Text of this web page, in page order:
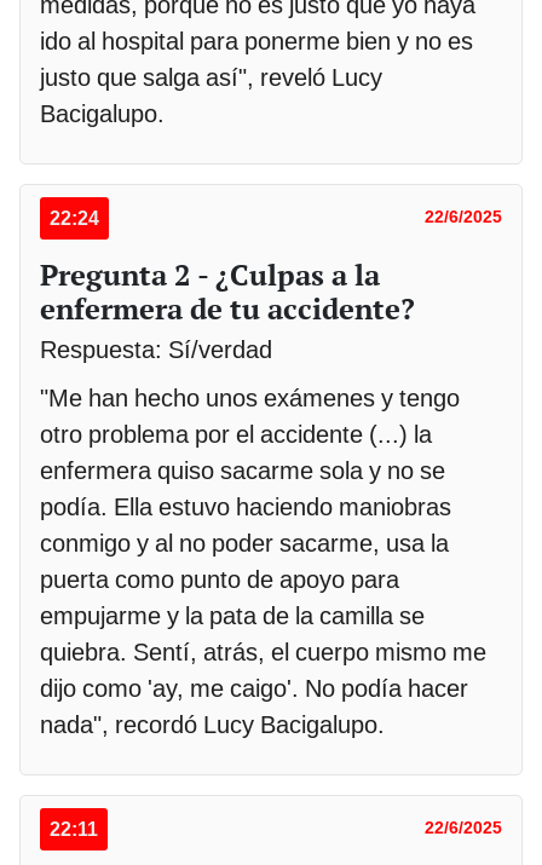
ido al hospital para ponerme bien y no es
justo que salga así", reveló Lucy
Bacigalupo.
22:24 22/6/2025
Pregunta 2 - ¿Culpas a la
enfermera de tu accidente?
Respuesta: Sí/verdad
"Me han hecho unos exámenes y tengo
otro problema por el accidente (...) la
enfermera quiso sacarme sola y no se
podía. Ella estuvo haciendo maniobras
conmigo y al no poder sacarme, usa la
puerta como punto de apoyo para
empujarme y la pata de la camilla se
quiebra. Sentí, atrás, el cuerpo mismo me
dijo como 'ay, me caigo'. No podía hacer
nada", recordó Lucy Bacigalupo.
22:11 22/6/2025